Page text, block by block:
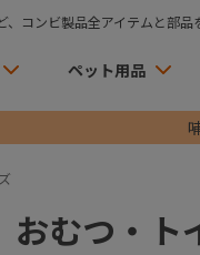
コンビ製品全アイテムと部品
ペット用品
おむつ・ト